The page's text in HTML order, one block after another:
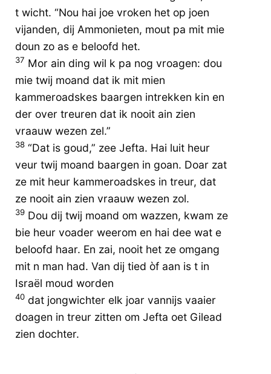
t wicht. “Nou hai joe vroken het op joen
vijanden, dij Ammonieten, mout pa mit mie
doun zo as e beloofd het.
37 Mor ain ding wil k pa nog vroagen: dou
mie twij moand dat ik mit mien
kammeroadskes baargen intrekken kin en
der over treuren dat ik nooit ain zien
vraauw wezen zel.”
38 “Dat is goud,” zee Jefta. Hai luit heur
veur twij moand baargen in goan. Doar zat
ze mit heur kammeroadskes in treur, dat
ze nooit ain zien vraauw wezen zol.
39 Dou dij twij moand om wazzen, kwam ze
bie heur voader weerom en hai dee wat e
beloofd haar. En zai, nooit het ze omgang
mit n man had. Van dij tied òf aan is t in
Israël moud worden
40 dat jongwichter elk joar vannijs vaaier
doagen in treur zitten om Jefta oet Gilead
zien dochter.